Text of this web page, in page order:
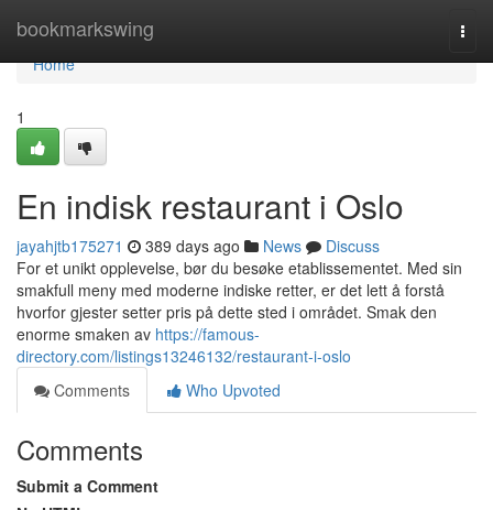
bookmarkswing
Home
Home
1
En indisk restaurant i Oslo
jayahjtb175271 389 days ago News
Discuss
For et unikt opplevelse, bør du besøke etablissementet. Med sin
smakfull meny med moderne indiske retter, er det lett å forstå
hvorfor gjester setter pris på dette sted i området. Smak den
enorme smaken av https://famous-
directory.com/listings13246132/restaurant-i-oslo
Comments
Who Upvoted
Comments
Submit a Comment